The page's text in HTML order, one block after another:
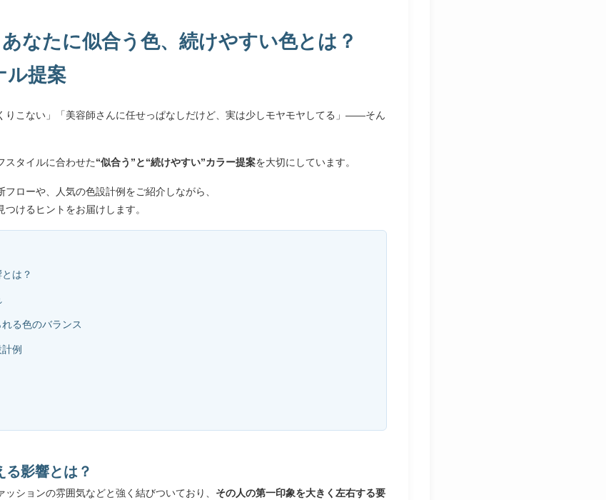
あなたに似合う色、続けやすい色とは？
ル提案
りこない」「美容師さんに任せっぱなしだけど、実は少しモヤモヤしてる」——そん
スタイルに合わせた“似合う”と“続けやすい”カラー提案を大切にしています。
ローや、人気の色設計例をご紹介しながら、
けるヒントをお届けします。
は？
る色のバランス
例
る影響とは？
ションの雰囲気などと強く結びついており、 その人の第一印象を大きく左右する要